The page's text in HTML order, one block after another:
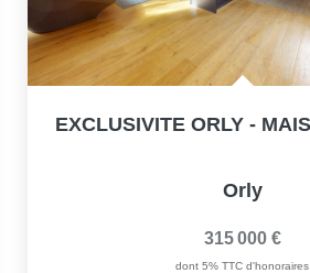
Orly
315 000 €
dont 5% TTC d'honoraires